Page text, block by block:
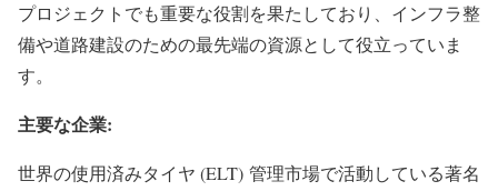
プロジェクトでも重要な役割を果たしており、インフラ整
備や道路建設のための最先端の資源として役立っていま
す。
主要な企業:
世界の使用済みタイヤ (ELT) 管理市場で活動している著名